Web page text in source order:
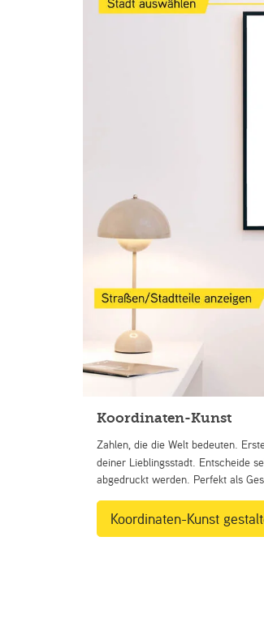
Koordinaten-Kunst
Zahlen, die die Welt bedeuten.
deiner Lieblingsstadt. Entscheide
abgedruckt werden. Perfekt als
Koordinaten-Kunst